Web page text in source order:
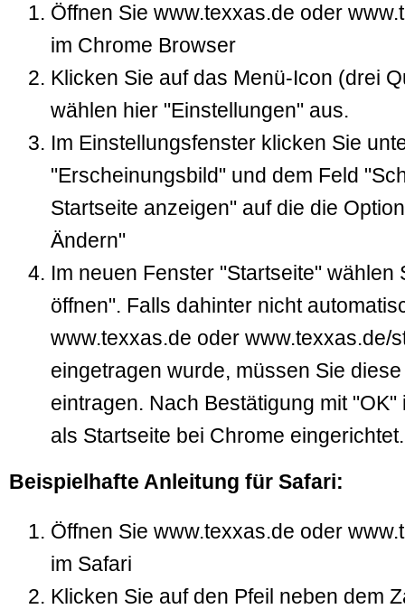
Öffnen Sie www.texxas.de oder
im Chrome Browser
Klicken Sie auf das Menü-Icon (drei
wählen hier "Einstellungen" aus.
Im Einstellungsfenster klicken Sie
"Erscheinungsbild" und dem Feld
Startseite anzeigen" auf die die
Ändern"
Im neuen Fenster "Startseite" wählen
öffnen". Falls dahinter nicht
www.texxas.de oder www.texxas.de/
eingetragen wurde, müssen Sie
eintragen. Nach Bestätigung mit
als Startseite bei Chrome eingerichtet.
Beispielhafte Anleitung für Safari:
Öffnen Sie www.texxas.de oder
im Safari
Klicken Sie auf den Pfeil neben dem